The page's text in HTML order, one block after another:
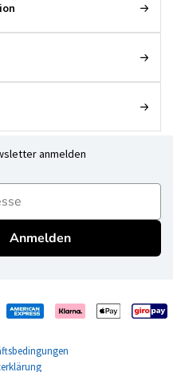
anmelden
Anmelden